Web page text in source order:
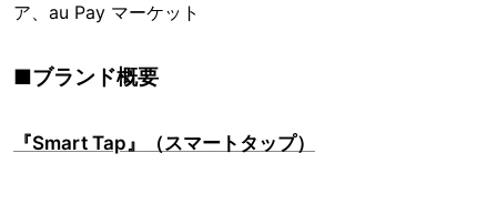
ア、au Pay マーケット
■ブランド概要
『Smart Tap』（スマートタップ）